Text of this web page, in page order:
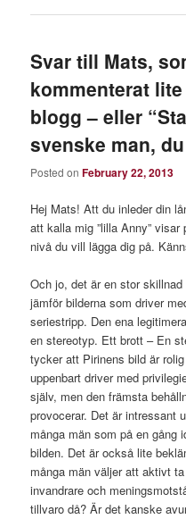
Svar till Mats,
kommenterat
blogg – eller
svenske man,
Posted onFebruary 22, 2013
Hej Mats! Att du inleder din
att kalla mig ”lilla Anny”
nivå du vill lägga dig på.
Och jo, det är en stor
jämför bilderna som driver
seriestripp. Den ena
en stereotyp. Ett brott – En
tycker att Pirinens bild är
uppenbart driver med
själv, men den främsta
provocerar. Det är intressant
många män som på en gång
bilden. Det är också lite
många män väljer att aktivt
invandrare och
tillvaro då? Är det kanske